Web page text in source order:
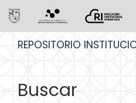
REPOSITORIO
Buscar